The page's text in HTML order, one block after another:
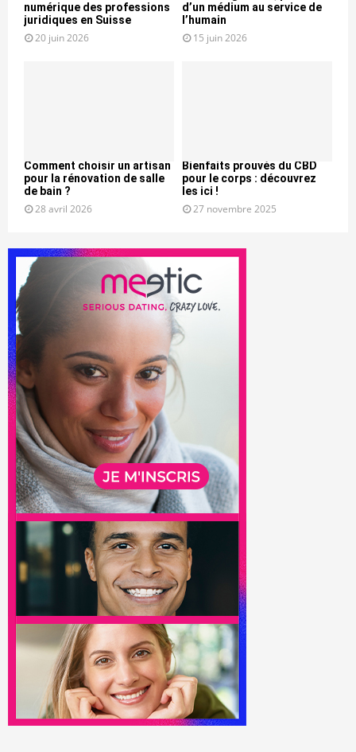
numérique des professions
juridiques en Suisse
20 juin 2026
d’un médium au service de
l’humain
15 juin 2026
Comment choisir un artisan
pour la rénovation de salle
de bain ?
28 avril 2026
Bienfaits prouvés du CBD
pour le corps : découvrez
les ici !
27 novembre 2025